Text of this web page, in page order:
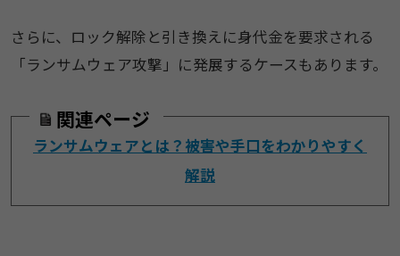
さらに、ロック解除と引き換えに身代金を要求される
「ランサムウェア攻撃」に発展するケースもあります。
関連ページ
ランサムウェアとは？被害や手口をわかりやすく
解説